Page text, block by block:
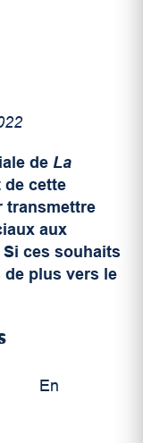
de La
de cette
transmettre
aux
ces souhaits
de plus vers le
En